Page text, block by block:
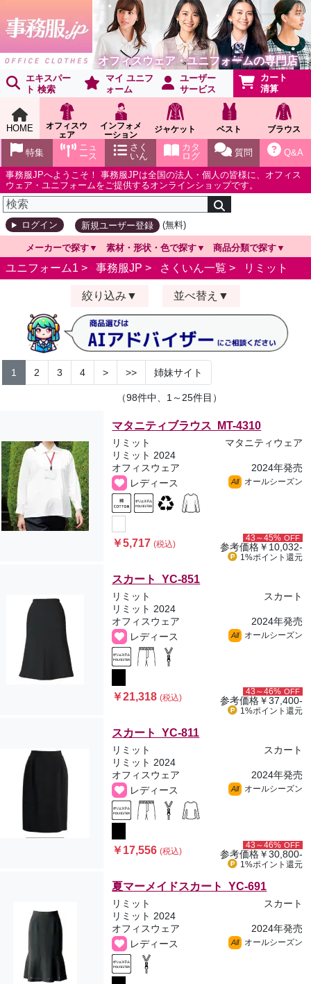
オフィスウェア・ユニフォームの専門店
エキスパー
ト 検索
マイ ユニフ
ォーム
ユーザー
サービス
カート
清算
HOME
オフィスウ
ェア
インフォメ
ーション
ショールー
ム
ジャケット ベスト ブラウス
Q&A
質問
カタ
ログ
さく
いん
ニュ
ース
特集
事務服JPへようこそ！ 事務服JPは全国の法人・個人の皆様に、オフィス
ウェア・ユニフォームをご提供するオンラインショップです。
ログイン 新規ユーザー登録 (無料)
メーカーで探す 素材・形状・色で探す 商品分類で探す
ユニフォーム1 > 事務服JP > さくいん一覧 > リミット
絞り込み 並べ替え
1 2 3 4 > >> 姉妹サイト
（98件中、1～25件目）
マタニティブラウス MT-4310
リミット
マタニティウェア
リミット 2024
オフィスウェア
2024年発売
レディース
All オールシーズン
￥5,717(税込)
43～45% OFF
参考価格￥10,032-
1%ポイント 還元
スカート YC-851
リミット
スカート
リミット 2024
オフィスウェア
2024年発売
レディース
All オールシーズン
￥21,318(税込)
43～46% OFF
参考価格￥37,400-
1%ポイント 還元
スカート YC-811
リミット
スカート
リミット 2024
オフィスウェア
2024年発売
レディース
All オールシーズン
￥17,556(税込)
43～46% OFF
参考価格￥30,800-
1%ポイント 還元
夏マーメイドスカート YC-691
リミット
スカート
リミット 2024
オフィスウェア
2024年発売
レディース
All オールシーズン